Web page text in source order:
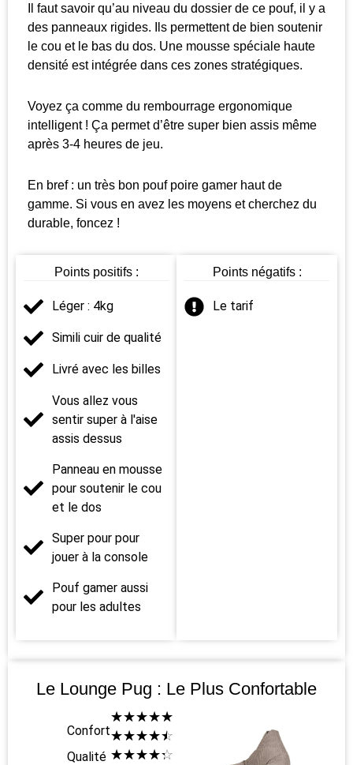
Il faut savoir qu’au niveau du dossier de ce pouf, il y a
des panneaux rigides. Ils permettent de bien soutenir
le cou et le bas du dos. Une mousse spéciale haute
densité est intégrée dans ces zones stratégiques.
Voyez ça comme du rembourrage ergonomique
intelligent ! Ça permet d’être super bien assis même
après 3-4 heures de jeu.
En bref : un très bon pouf poire gamer haut de
gamme. Si vous en avez les moyens et cherchez du
durable, foncez !
Points positifs :
Léger : 4kg
Simili cuir de qualité
Livré avec les billes
Vous allez vous
sentir super à l'aise
assis dessus
Panneau en mousse
pour soutenir le cou
et le dos
Super pour pour
jouer à la console
Pouf gamer aussi
pour les adultes
Points négatifs :
Le tarif
Le Lounge Pug : Le Plus Confortable
Confort
Qualité
☆☆☆☆☆
☆☆☆☆☆
☆☆☆☆☆